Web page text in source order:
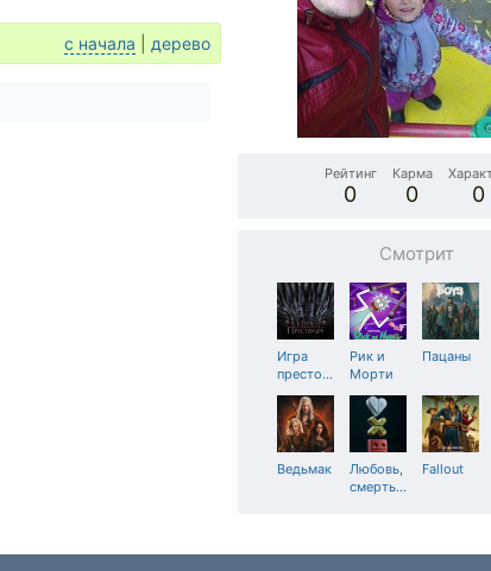
с начала дерево
Рейтинг
0
Карма
0 0
Смотрит
Игра
престо…
Рик и
Морти
Пацаны
Ведьмак
Любовь,
смерть…
Fallout